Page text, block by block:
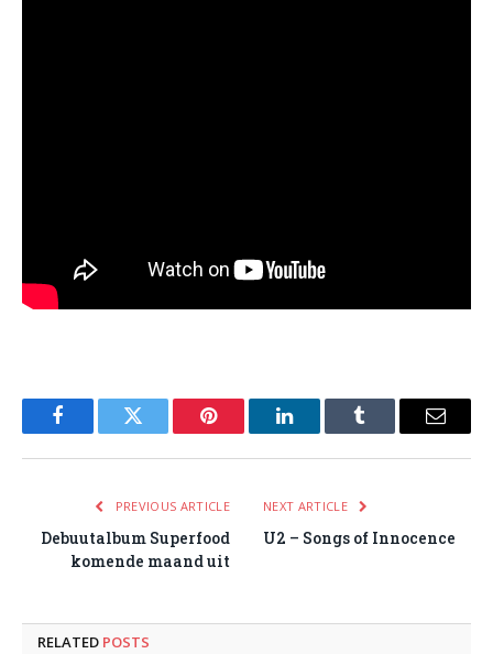
FacebookTwitter Pinterest LinkedInTumblr Email
PREVIOUS ARTICLE
Debuutalbum Superfood
komende maand uit
NEXT ARTICLE
U2 – Songs of Innocence
RELATED POSTS